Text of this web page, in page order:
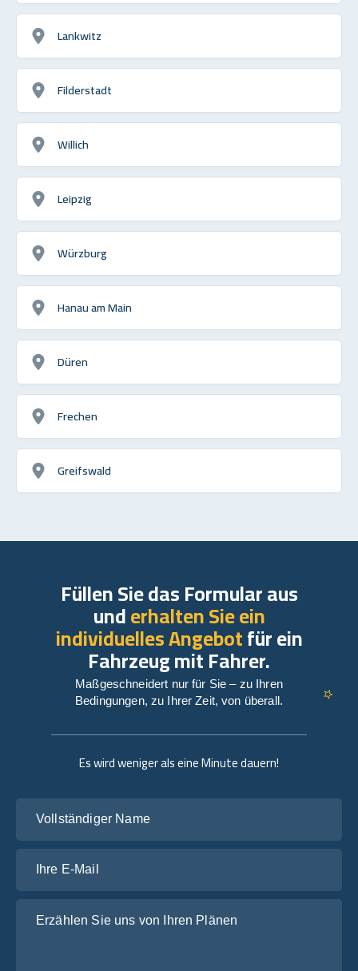
Lankwitz
Filderstadt
Willich
Leipzig
Würzburg
Hanau am Main
Düren
Frechen
Greifswald
Es wird weniger als eine Minute dauern!
Füllen Sie das Formular aus
underhalten Sie ein
individuelles Angebotfür ein
Fahrzeug mit Fahrer.
Maßgeschneidert nur für Sie – zu Ihren
Bedingungen, zu Ihrer Zeit, von überall.